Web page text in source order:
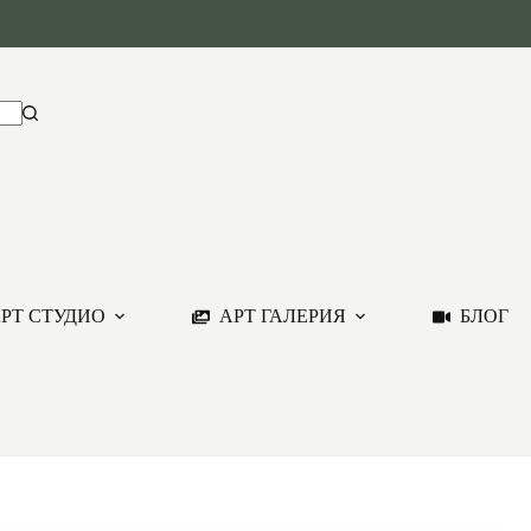
СТУДИО АРТ ГАЛЕРИЯ БЛОГ